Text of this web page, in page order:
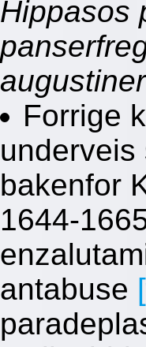
Hippasos
Forrige
bakenfor
1644-
antabuse